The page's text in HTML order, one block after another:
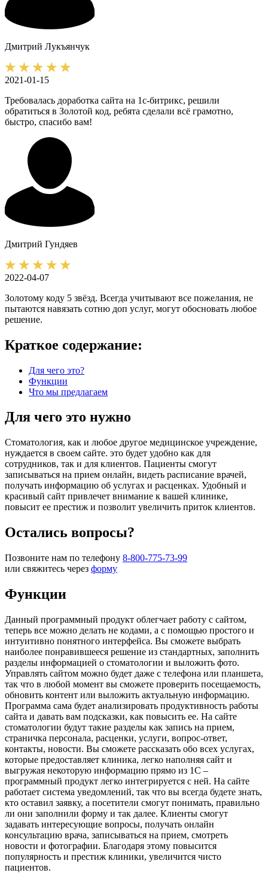
Дмитрий Лукъянчук
2021-01-15
Требовалась доработка сайта на 1с-битрикс, решили
обратиться в Золотой код, ребята сделали всё грамотно,
быстро, спасибо вам!
Дмитрий Гундяев
2022-04-07
Золотому коду 5 звёзд. Всегда учитывают все пожелания, не
пытаются навязать сотню доп услуг, могут обосновать любое
решение.
Краткое содержание:
Для чего это?
Функции
Что мы предлагаем
Для чего это нужно
Стоматология, как и любое другое медицинское учреждение,
нуждается в своем сайте. это будет удобно как для
сотрудников, так и для клиентов. Пациенты смогут
записываться на прием онлайн, видеть расписание врачей,
получать информацию об услугах и расценках. Удобный и
красивый сайт привлечет внимание к вашей клинике,
повысит ее престиж и позволит увеличить приток клиентов.
Остались вопросы?
Позвоните нам по телефону 8-800-775-73-99
или свяжитесь через форму
Функции
Данный программный продукт облегчает работу с сайтом,
теперь все можно делать не кодами, а с помощью простого и
интуитивно понятного интерфейса. Вы сможете выбрать
наиболее понравившееся решение из стандартных, заполнить
разделы информацией о стоматологии и выложить фото.
Управлять сайтом можно будет даже с телефона или планшета,
так что в любой момент вы сможете проверить посещаемость,
обновить контент или выложить актуальную информацию.
Программа сама будет анализировать продуктивность работы
сайта и давать вам подсказки, как повысить ее. На сайте
стоматологии будут такие разделы как запись на прием,
страничка персонала, расценки, услуги, вопрос-ответ,
контакты, новости. Вы сможете рассказать обо всех услугах,
которые предоставляет клиника, легко наполняя сайт и
выгружая некоторую информацию прямо из 1С –
программный продукт легко интегрируется с ней. На сайте
работает система уведомлений, так что вы всегда будете знать,
кто оставил заявку, а посетители смогут понимать, правильно
ли они заполнили форму и так далее. Клиенты смогут
задавать интересующие вопросы, получать онлайн
консультацию врача, записываться на прием, смотреть
новости и фотографии. Благодаря этому повысится
популярность и престиж клиники, увеличится чисто
пациентов.